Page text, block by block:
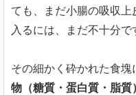
ても、まだ小腸の吸収
入るには、まだ不十分で
その細かく砕かれた食塊
物（糖質・蛋白質・脂質